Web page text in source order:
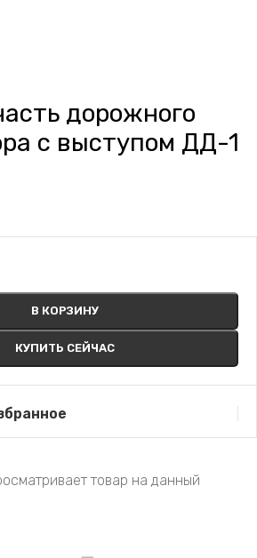
дорожного
с выступом ДД-1
В КОРЗИНУ
КУПИТЬ СЕЙЧАС
товар на данный